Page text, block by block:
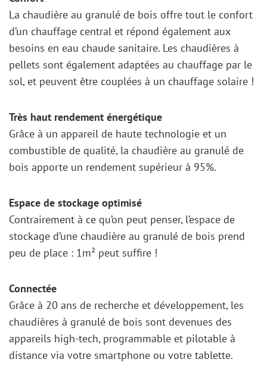
La chaudière au granulé de bois offre tout le confort
d’un chauffage central et répond également aux
besoins en eau chaude sanitaire. Les chaudières à
pellets sont également adaptées au chauffage par le
sol, et peuvent être couplées à un chauffage solaire !
Très haut rendement énergétique
Grâce à un appareil de haute technologie et un
combustible de qualité, la chaudière au granulé de
bois apporte un rendement supérieur à 95%.
Espace de stockage optimisé
Contrairement à ce qu’on peut penser, l’espace de
stockage d’une chaudière au granulé de bois prend
peu de place : 1m² peut suffire !
Connectée
Grâce à 20 ans de recherche et développement, les
chaudières à granulé de bois sont devenues des
appareils high-tech, programmable et pilotable à
distance via votre smartphone ou votre tablette.